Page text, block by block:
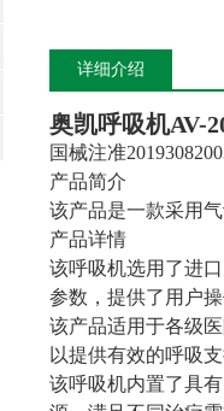
详细介绍
奥凯呼吸机AV-
国械注准
产品简介
该产品是一款采用
产品详情
该呼吸机选用了进
参数，提供了用户
该产品适用于各级
以提供有效的呼吸
该呼吸机内置了具